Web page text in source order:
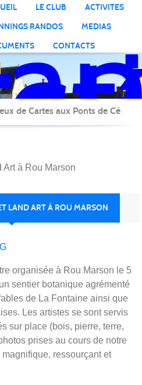
LE CLUB
ACTIVITES
RANDOS
MEDIAS
CONTACTS
de Cartes aux Ponts de Cé
Art à Rou Marson
LAND ART À ROU MARSON
organisée à Rou Marson le 5
sentier botanique agrémenté
de La Fontaine ainsi que
Les artistes se sont servis
sur place (bois, pierre, terre,
prises au cours de notre
ressourçant et